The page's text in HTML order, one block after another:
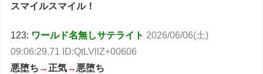
スマイルスマイル！
123: ワールド名無しサテライト 2026/06/06(土)
09:06:29.71 ID:QtLVllZ+00606
悪堕ち → 正気→ 悪堕ち